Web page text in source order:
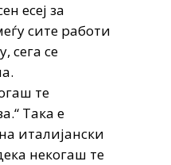
есеј за
сите работи
сега се
те
Така е
италијански
некогаш те